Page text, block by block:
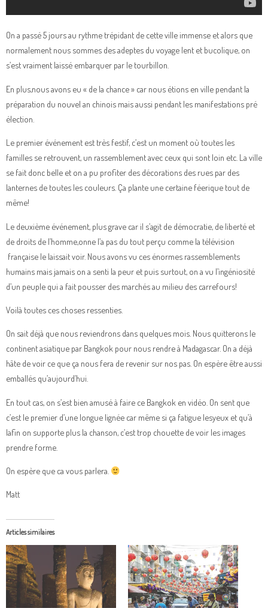
On a passé 5 jours au rythme trépidant de cette ville immense et alors que
normalement nous sommes des adeptes du voyage lent et bucolique, on
s’est vraiment laissé embarquer par le tourbillon.
En plus,nous avons eu « de la chance » car nous étions en ville pendant la
préparation du nouvel an chinois mais aussi pendant les manifestations pré
élection.
Le premier événement est très festif, c’est un moment où toutes les
familles se retrouvent, un rassemblement avec ceux qui sont loin etc. La ville
se fait donc belle et on a pu profiter des décorations des rues par des
lanternes de toutes les couleurs. Ça plante une certaine féerique tout de
même!
Le deuxième événement, plus grave car il s’agit de démocratie, de liberté et
de droits de l’homme,onne l’a pas du tout perçu comme la télévision
française le laissait voir. Nous avons vu ces énormes rassemblements
humains mais jamais on a senti la peur et puis surtout, on a vu l’ingéniosité
d’un peuple qui a fait pousser des marchés au milieu des carrefours!
Voilà toutes ces choses ressenties.
On sait déjà que nous reviendrons dans quelques mois. Nous quitterons le
continent asiatique par Bangkok pour nous rendre à Madagascar. On a déjà
hâte de voir ce que ça nous fera de revenir sur nos pas. On espère être aussi
emballés qu’aujourd’hui.
En tout cas, on s’est bien amusé à faire ce Bangkok en vidéo. On sent que
c’est le premier d’une longue lignée car même si ça fatigue lesyeux et qu’à
lafin on supporte plus la chanson, c’est trop chouette de voir les images
prendre forme.
On espère que ca vous parlera.
Matt
Articles similaires